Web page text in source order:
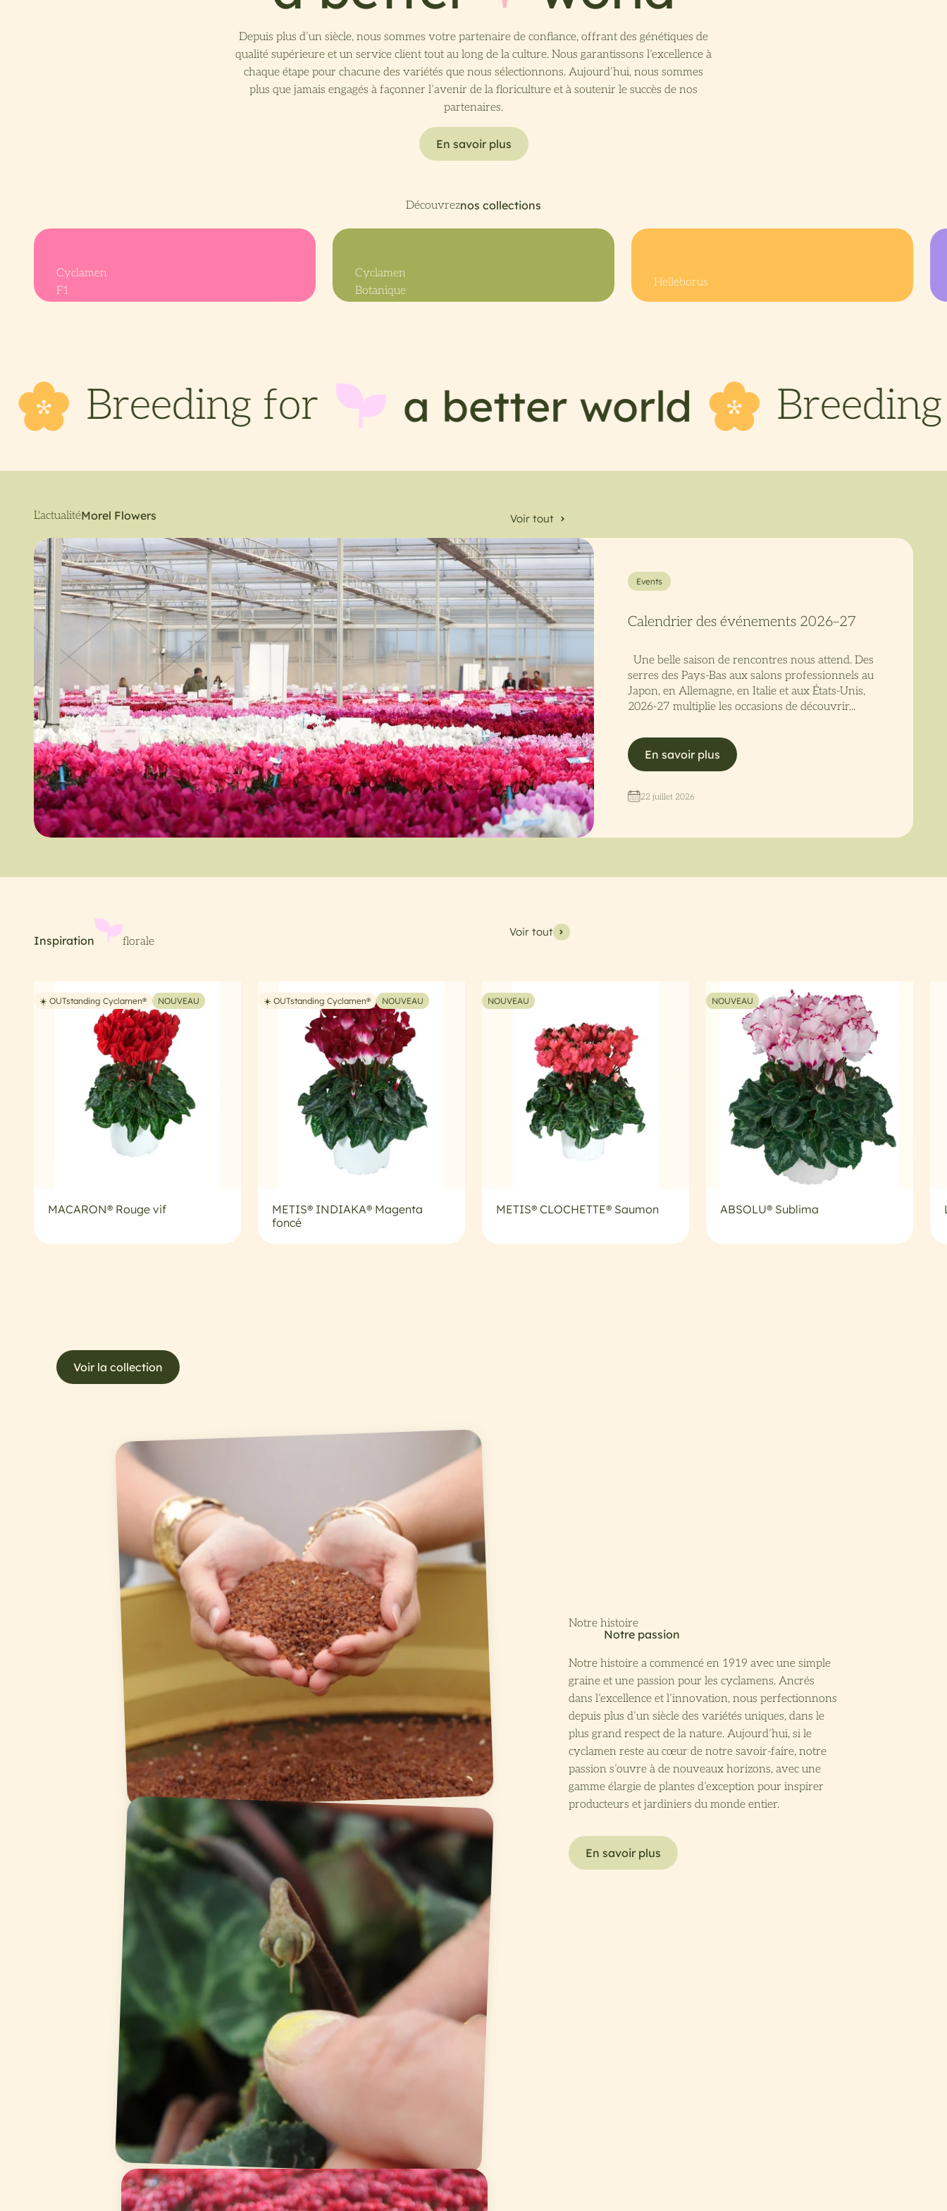
Depuis plus d’un siècle, nous sommes votre partenaire de confiance, offrant des génétiques de
qualité supérieure et un service client tout au long de la culture. Nous garantissons l’excellence à
chaque étape pour chacune des variétés que nous sélectionnons. Aujourd’hui, nous sommes
plus que jamais engagés à façonner l’avenir de la floriculture et à soutenir le succès de nos
partenaires.
En savoir plus
Cyclamen
F1
Cyclamen
Botanique
Helleborus
for a better world Breeding for a
Voir tout
Events
Calendrier des événements 2026–27
Une belle saison de rencontres nous attend. Des
serres des Pays-Bas aux salons professionnels au
Japon, en Allemagne, en Italie et aux États-Unis,
2026-27 multiplie les occasions de découvrir...
En savoir plus
22 juillet 2026
Voir tout
☀️ OUTstanding Cyclamen® NOUVEAU
MACARON® Rouge vif
☀️ OUTstanding Cyclamen® NOUVEAU
METIS® INDIAKA® Magenta
foncé
NOUVEAU
METIS® CLOCHETTE® Saumon
NOUVEAU
ABSOLU® Sublima
Voir la collection
Notre histoire a commencé en 1919 avec une simple
graine et une passion pour les cyclamens. Ancrés
dans l’excellence et l’innovation, nous perfectionnons
depuis plus d’un siècle des variétés uniques, dans le
plus grand respect de la nature. Aujourd’hui, si le
cyclamen reste au cœur de notre savoir-faire, notre
passion s’ouvre à de nouveaux horizons, avec une
gamme élargie de plantes d’exception pour inspirer
producteurs et jardiniers du monde entier.
En savoir plus